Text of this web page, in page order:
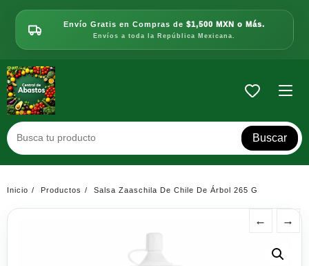
contenido
Envío Gratis en Compras de $1,500 MXN o Más.
Envíos a toda la República Mexicana.
Buscar
Inicio Productos Salsa Zaaschila De Chile De Árbol 265 G
← →